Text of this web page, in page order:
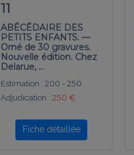
11
ABÉCÉDAIRE DES
PETITS ENFANTS. —
Orné de 30 gravures.
Nouvelle édition. Chez
Delarue, …
Estimation : 200 - 250
Adjudication : 250 €
Fiche détaillée